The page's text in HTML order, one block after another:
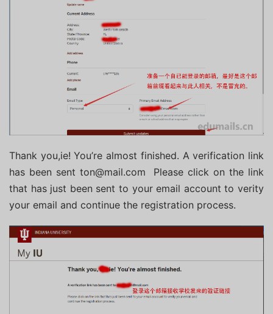
Thank you,ie!You’re almost finished. A verification link
has been sent ton@mail.com Please click on the link
that has just been sent to your email account to verity
your email and continue the registration process.